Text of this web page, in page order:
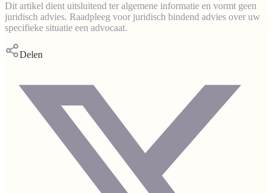
Dit artikel dient uitsluitend ter algemene informatie en vormt geen
juridisch advies. Raadpleeg voor juridisch bindend advies over uw
specifieke situatie een advocaat.
Delen